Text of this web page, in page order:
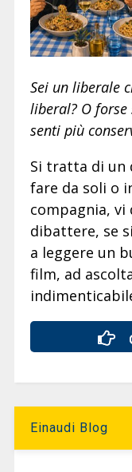
Sei un liberale
liberal? O forse
senti più
Si tratta di un
fare da soli o
compagnia,
dibattere, se
a leggere un
film, ad
Einaudi Blog